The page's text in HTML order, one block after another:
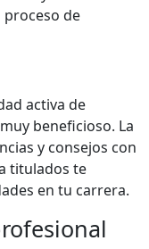
proceso de
activa de
beneficioso. La
y consejos con
titulados te
en tu carrera.